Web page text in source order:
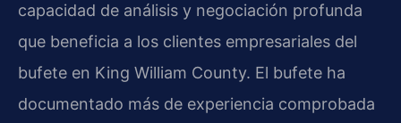
capacidad de análisis y negociación profunda
que beneficia a los clientes empresariales del
bufete en King William County. El bufete ha
documentado más de experiencia comprobada